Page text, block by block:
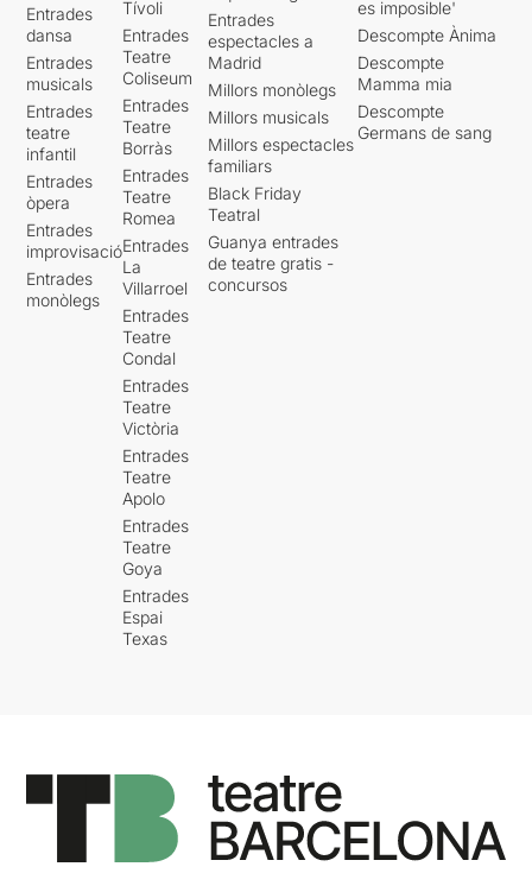
Entrades
dansa
Entrades
musicals
Entrades
teatre
infantil
Entrades
òpera
Entrades
improvisació
Entrades
monòlegs
Tívoli
Entrades
Teatre
Coliseum
Entrades
Teatre
Borràs
Entrades
Teatre
Romea
Entrades
La
Villarroel
Entrades
Teatre
Condal
Entrades
Teatre
Victòria
Entrades
Teatre
Apolo
Entrades
Teatre
Goya
Entrades
Espai
Texas
Entrades
espectacles a
Madrid
Millors monòlegs
Millors musicals
Millors espectacles
familiars
Black Friday
Teatral
Guanya entrades
de teatre gratis -
concursos
es imposible'
Descompte Ànima
Descompte
Mamma mia
Descompte
Germans de sang